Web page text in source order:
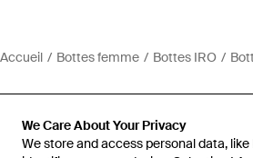
We Care About Your Privacy
We store and access personal data,
Accueil Bottes femme Bottes IRO